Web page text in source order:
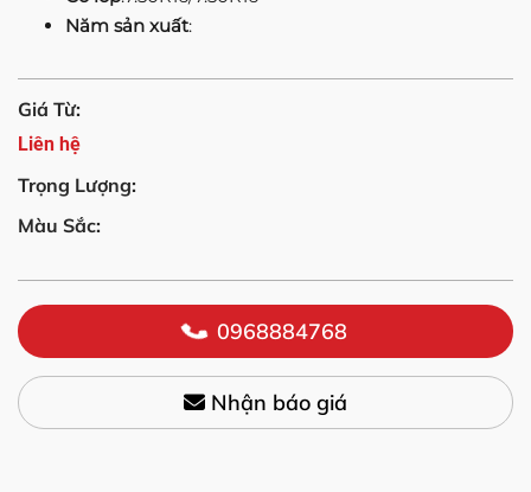
Năm sản xuất:
Giá Từ:
Liên hệ
Trọng Lượng:
Màu Sắc:
0968884768
Nhận báo giá